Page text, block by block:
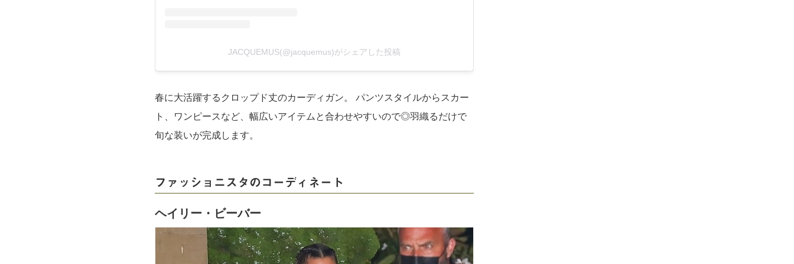
JACQUEMUS(@jacquemus)がシェアした投稿
春に大活躍するクロップド丈のカーディガン。 パンツスタイルからスカー
ト、ワンピースなど、幅広いアイテムと合わせやすいので◎羽織るだけで
旬な装いが完成します。
ファッショニスタのコーディネート
ヘイリー・ビーバー